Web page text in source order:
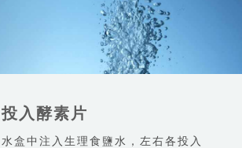
投入酵素片
水盒中注入生理食鹽水，左右各投入